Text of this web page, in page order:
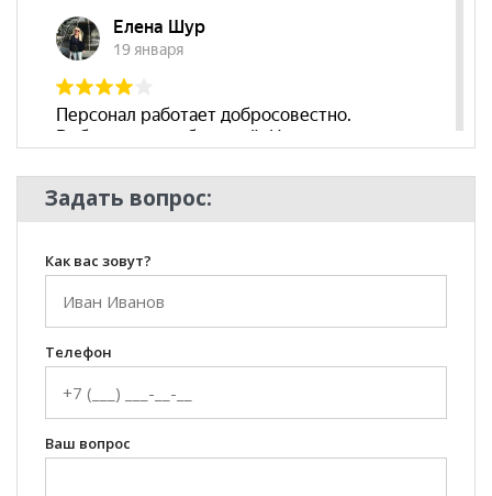
места, мм
Наличие
подлокотников
да
Декоративные
нет
Бренд
Нижегородмебель
Стиль
Современный
Задать вопрос:
Как вас зовут?
Телефон
Ваш вопрос